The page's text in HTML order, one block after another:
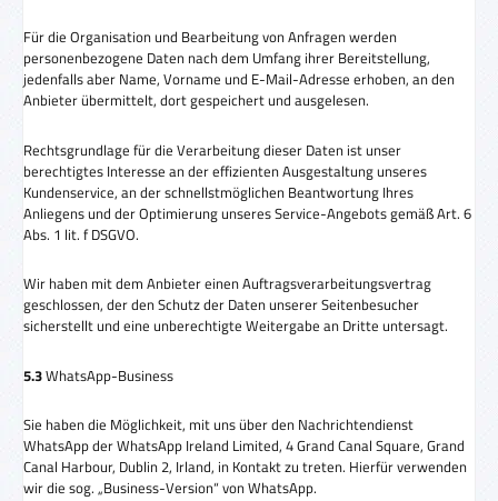
Für die Organisation und Bearbeitung von Anfragen werden
personenbezogene Daten nach dem Umfang ihrer Bereitstellung,
jedenfalls aber Name, Vorname und E-Mail-Adresse erhoben, an den
Anbieter übermittelt, dort gespeichert und ausgelesen.
Rechtsgrundlage für die Verarbeitung dieser Daten ist unser
berechtigtes Interesse an der effizienten Ausgestaltung unseres
Kundenservice, an der schnellstmöglichen Beantwortung Ihres
Anliegens und der Optimierung unseres Service-Angebots gemäß Art. 6
Abs. 1 lit. f DSGVO.
Wir haben mit dem Anbieter einen Auftragsverarbeitungsvertrag
geschlossen, der den Schutz der Daten unserer Seitenbesucher
sicherstellt und eine unberechtigte Weitergabe an Dritte untersagt.
5.3WhatsApp-Business
Sie haben die Möglichkeit, mit uns über den Nachrichtendienst
WhatsApp der WhatsApp Ireland Limited, 4 Grand Canal Square, Grand
Canal Harbour, Dublin 2, Irland, in Kontakt zu treten. Hierfür verwenden
wir die sog. „Business-Version“ von WhatsApp.